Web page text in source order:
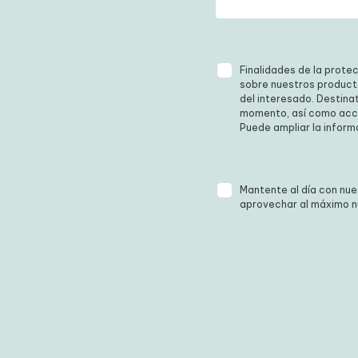
Finalidades de la
sobre nuestros
Consentimiento del
consentimiento en
info@idixlingua.com.
Mantente al día con
aprovechar al máximo